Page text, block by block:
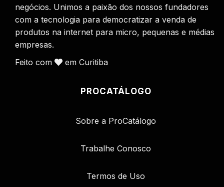
negócios. Unimos a paixão dos nossos fundadores
com a tecnologia para democratizar a venda de
produtos na internet para micro, pequenas e médias
empresas.
Feito com
em Curitiba
PROCATÁLOGO
Sobre a ProCatálogo
Trabalhe Conosco
Termos de Uso